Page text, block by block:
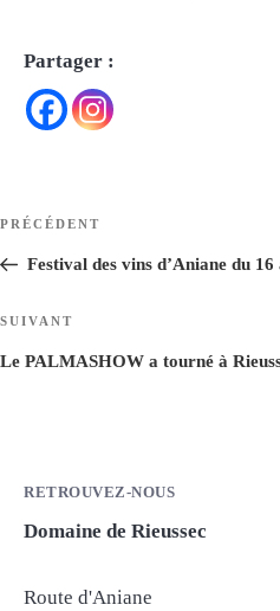
Partager :
l’article
Article
précédent
PRÉCÉDENT
Festival des vins d’Aniane du
Article
suivant
SUIVANT
Le PALMASHOW a tourné à
RETROUVEZ-NOUS
Domaine de Rieussec
Route d'Aniane